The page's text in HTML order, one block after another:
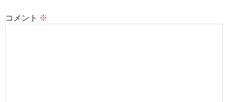
コメント ※